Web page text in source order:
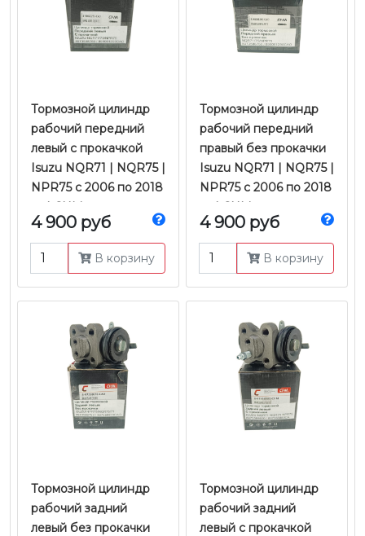
Тормозной цилиндр
рабочий передний
левый с прокачкой
Isuzu NQR71 | NQR75 |
NPR75 с 2006 по 2018
гг. | CHM
4 900 руб
В корзину
Тормозной цилиндр
рабочий передний
правый без прокачки
Isuzu NQR71 | NQR75 |
NPR75 с 2006 по 2018
гг. | CHM
4 900 руб
В корзину
Тормозной цилиндр
рабочий задний
левый без прокачки
Тормозной цилиндр
рабочий задний
левый с прокачкой